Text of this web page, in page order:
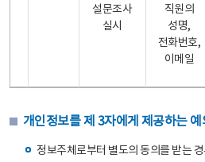
설문조사
실시
직원의
성명,
전화번호,
이메일
개인정보를 제 3자에게 제공하는
정보주체로부터 별도의 동의를 받는